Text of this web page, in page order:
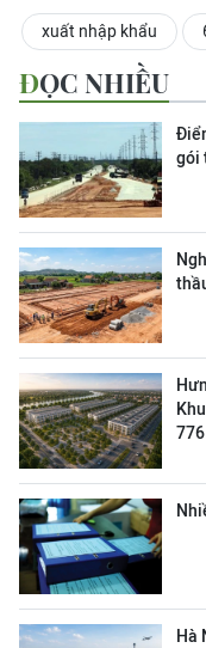
xuất nhập khẩu
ĐỌC NHIỀU
gói
Hà